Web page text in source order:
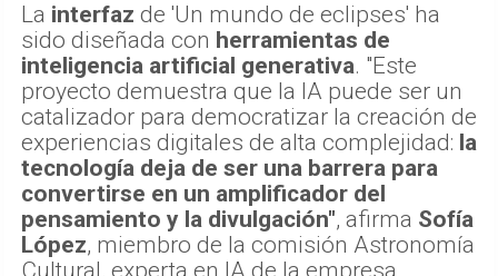
La interfaz de 'Un mundo de eclipses' ha
sido diseñada con herramientas de
inteligencia artificial generativa. "Este
proyecto demuestra que la IA puede ser un
catalizador para democratizar la creación de
experiencias digitales de alta complejidad: la
tecnología deja de ser una barrera para
convertirse en un amplificador del
pensamiento y la divulgación", afirma Sofía
López, miembro de la comisión Astronomía
Cultural, experta en IA de la empresa